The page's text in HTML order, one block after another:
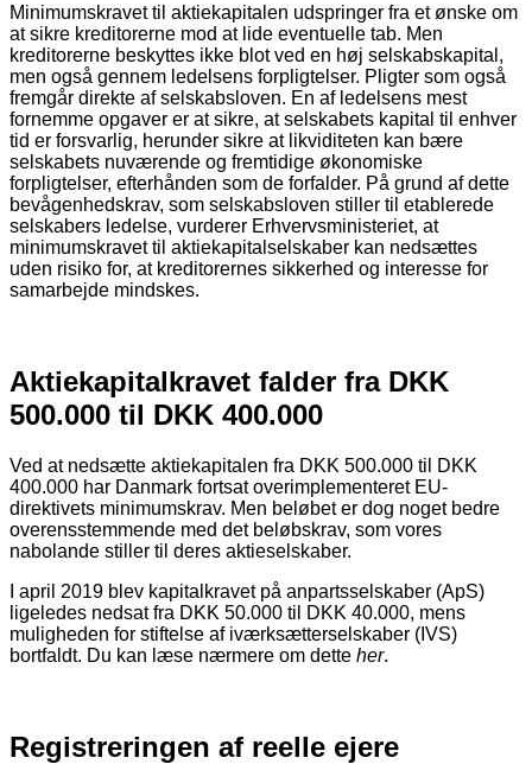
Minimumskravet til aktiekapitalen udspringer fra et ønske om
at sikre kreditorerne mod at lide eventuelle tab. Men
kreditorerne beskyttes ikke blot ved en høj selskabskapital,
men også gennem ledelsens forpligtelser. Pligter som også
fremgår direkte af selskabsloven. En af ledelsens mest
fornemme opgaver er at sikre, at selskabets kapital til enhver
tid er forsvarlig, herunder sikre at likviditeten kan bære
selskabets nuværende og fremtidige økonomiske
forpligtelser, efterhånden som de forfalder. På grund af dette
bevågenhedskrav, som selskabsloven stiller til etablerede
selskabers ledelse, vurderer Erhvervsministeriet, at
minimumskravet til aktiekapitalselskaber kan nedsættes
uden risiko for, at kreditorernes sikkerhed og interesse for
samarbejde mindskes.
Aktiekapitalkravet falder fra DKK
500.000 til DKK 400.000
Ved at nedsætte aktiekapitalen fra DKK 500.000 til DKK
400.000 har Danmark fortsat overimplementeret EU-
direktivets minimumskrav. Men beløbet er dog noget bedre
overensstemmende med det beløbskrav, som vores
nabolande stiller til deres aktieselskaber.
I april 2019 blev kapitalkravet på anpartsselskaber (ApS)
ligeledes nedsat fra DKK 50.000 til DKK 40.000, mens
muligheden for stiftelse af iværksætterselskaber (IVS)
bortfaldt. Du kan læse nærmere om dette her.
Registreringen af reelle ejere